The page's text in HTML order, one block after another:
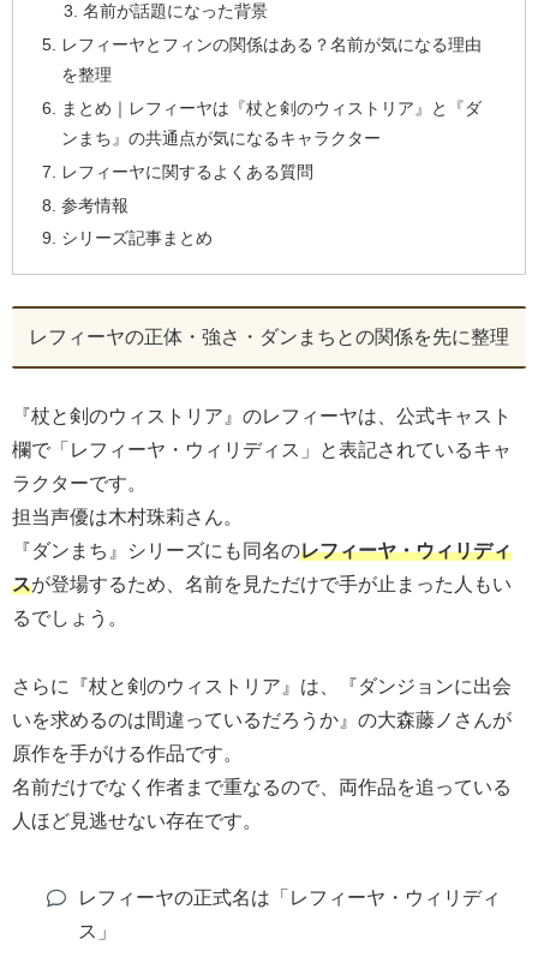
名前が話題になった背景
レフィーヤとフィンの関係はある？名前が気になる理由
を整理
まとめ｜レフィーヤは『杖と剣のウィストリア』と『ダ
ンまち』の共通点が気になるキャラクター
レフィーヤに関するよくある質問
参考情報
シリーズ記事まとめ
レフィーヤの正体・強さ・ダンまちとの関係を先に整理
『杖と剣のウィストリア』のレフィーヤは、公式キャスト
欄で「レフィーヤ・ウィリディス」と表記されているキャ
ラクターです。
担当声優は木村珠莉さん。
『ダンまち』シリーズにも同名のレフィーヤ・ウィリディ
スが登場するため、名前を見ただけで手が止まった人もい
るでしょう。
さらに『杖と剣のウィストリア』は、『ダンジョンに出会
いを求めるのは間違っているだろうか』の大森藤ノさんが
原作を手がける作品です。
名前だけでなく作者まで重なるので、両作品を追っている
人ほど見逃せない存在です。
レフィーヤの正式名は「レフィーヤ・ウィリディ
ス」